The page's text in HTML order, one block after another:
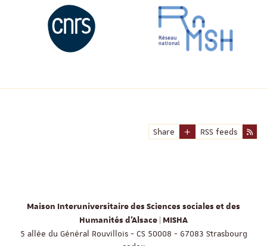
Share RSS feeds
Maison Interuniversitaire des Sciences sociales et des
Humanités d'Alsace | MISHA
5 allée du Général Rouvillois - CS 50008 - 67083 Strasbourg